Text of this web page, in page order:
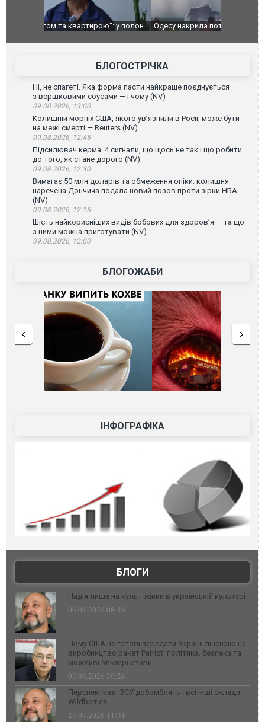
Одесу накрила потужна злива з градом та
Вже
БЛОГОСТРІЧКА
Ні, не спагеті. Яка форма пасти найкраще поєднується
з вершковими соусами — і чому (NV)
09.08.2026, 13:00
Колишній морпіх США, якого ув’язнили в Росії, може бути
на межі смерті — Reuters (NV)
09.08.2026, 12:45
Підсилювач керма. 4 сигнали, що щось не так і що робити
до того, як стане дорого (NV)
09.08.2026, 12:30
Вимагає 50 млн доларів та обмеження опіки: колишня
наречена Дончича подала новий позов проти зірки НБА
(NV)
09.08.2026, 12:15
Шість найкорисніших видів бобових для здоров’я — та що
з ними можна приготувати (NV)
09.08.2026, 12:00
БЛОГОЖАБИ
ІНФОГРАФІКА
БЛОГИ
Надія лише на культ жінки в українській культурі
06.08.2026 08:49
Чому США не готові передати Україні ліцензію на
виробництво ракет Patriot: політика, безпека та
можливі альтернативи
03.08.2026 20:24
Перспектива: ЗСУ добомблять і всі інші склади
Wildberries
23.07.2026 11:31